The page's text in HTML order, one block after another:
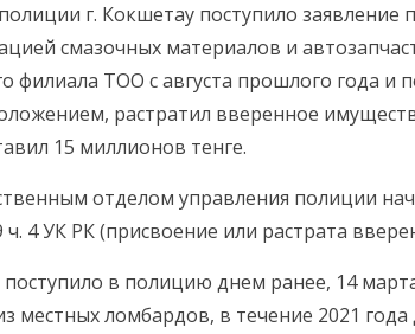
г. Кокшетау поступило заявление
смазочных материалов и
филиала ТОО с августа прошлого года и
растратил вверенное
15 миллионов тенге.
отделом управления полиции
ч. 4 УК РК (присвоение или растрата
в полицию днем ранее, 14
местных ломбардов, в течение 2021